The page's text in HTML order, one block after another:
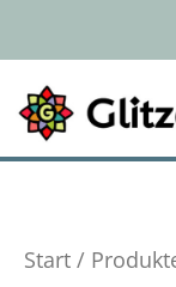
springen
Start /